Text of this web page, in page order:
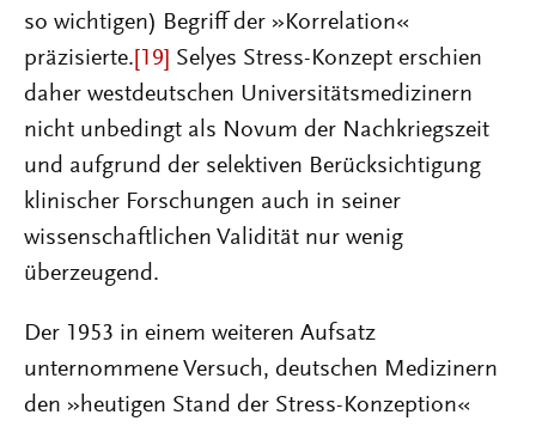
so wichtigen) Begriff der »Korrelation«
präzisierte. [19] Selyes Stress-Konzept erschien
daher westdeutschen Universitätsmedizinern
nicht unbedingt als Novum der Nachkriegszeit
und aufgrund der selektiven Berücksichtigung
klinischer Forschungen auch in seiner
wissenschaftlichen Validität nur wenig
überzeugend.
Der 1953 in einem weiteren Aufsatz
unternommene Versuch, deutschen Medizinern
den »heutigen Stand der Stress-Konzeption«